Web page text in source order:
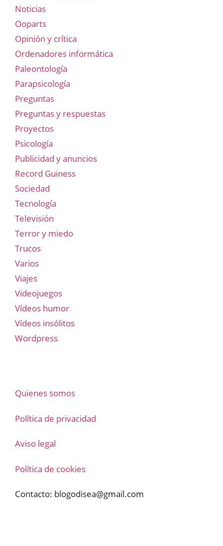
Noticias
Ooparts
Opinión y crítica
Ordenadores informática
Paleontología
Parapsicología
Preguntas
Preguntas y respuestas
Proyectos
Psicología
Publicidad y anuncios
Record Guiness
Sociedad
Tecnología
Televisión
Terror y miedo
Trucos
Varios
Viajes
Videojuegos
Vídeos humor
Vídeos insólitos
Wordpress
Quienes somos
Política de privacidad
Aviso legal
Política de cookies
Contacto: blogodisea@gmail.com